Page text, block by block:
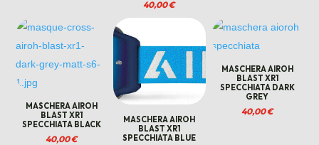
40,00€
MASCHERA AIROH
BLAST XR1
SPECCHIATA BLACK
40,00€
MASCHERA AIROH
BLAST XR1
SPECCHIATA BLUE
MASCHERA AIROH
BLAST XR1
SPECCHIATA DARK
GREY
40,00€